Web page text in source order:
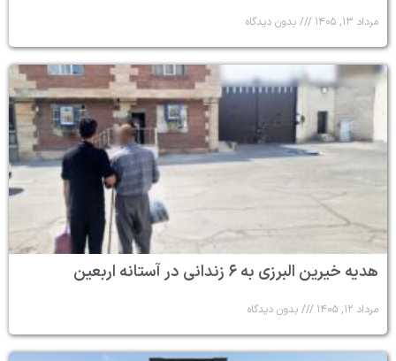
مرداد ۱۳, ۱۴۰۵ بدون دیدگاه
هدیه خیرین البرزی به ۶ زندانی در آستانه اربعین
مرداد ۱۲, ۱۴۰۵ بدون دیدگاه